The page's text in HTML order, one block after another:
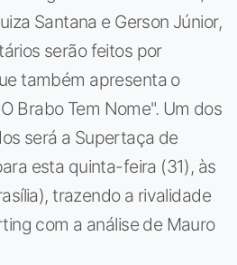
Santana e Gerson Júnior,
serão feitos por
também apresenta o
Brabo Tem Nome". Um dos
será a Supertaça de
esta quinta-feira (31), às
trazendo a rivalidade
com a análise de Mauro